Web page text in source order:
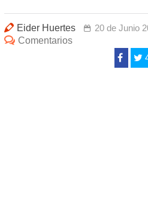
Eider Huertes
20 de Junio
Comentarios